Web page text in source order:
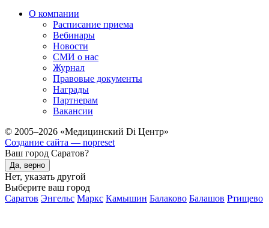
О компании
Расписание приема
Вебинары
Новости
СМИ о нас
Журнал
Правовые документы
Награды
Партнерам
Вакансии
© 2005–2026 «Медицинский Di Центр»
Создание сайта — nopreset
Ваш город Саратов?
Да, верно
Нет, указать другой
Выберите ваш город
Саратов Энгельс Маркс Камышин Балаково Балашов Ртищево